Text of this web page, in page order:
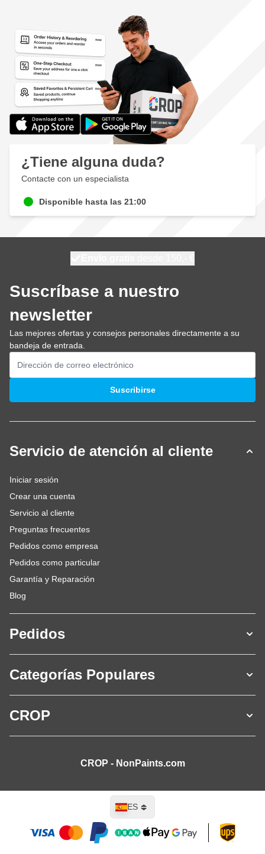
¿Tiene alguna duda?
Contacte con un especialista
Disponible hasta las 21:00
Suscríbase a nuestro
newsletter
Las mejores ofertas y consejos personales directamente a su
bandeja de entrada.
Dirección de email
Suscribirse
Servicio de atención al cliente
Iniciar sesión
Crear una cuenta
Servicio al cliente
Preguntas frecuentes
Pedidos como empresa
Pedidos como particular
Garantía y Reparación
Blog
Pedidos
Categorías Populares
CROP
CROP - NonPaints.com
Lenguaje
ES